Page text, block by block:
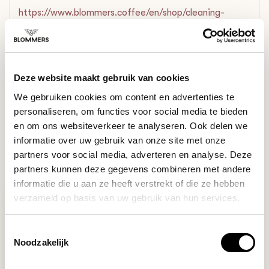
Deze website maakt gebruik van cookies
We gebruiken cookies om content en advertenties te
personaliseren, om functies voor social media te bieden
en om ons websiteverkeer te analyseren. Ook delen we
informatie over uw gebruik van onze site met onze
partners voor social media, adverteren en analyse. Deze
partners kunnen deze gegevens combineren met andere
informatie die u aan ze heeft verstrekt of die ze hebben
verzameld op basis van uw gebruik van hun services.
Noodzakelijk
https://www.blommers.coffee/en/shop/cleaning-
filtration/cleaning-products/
Our coffee expert is happy to help you!
Ask your question
RECENTLY VIEWED